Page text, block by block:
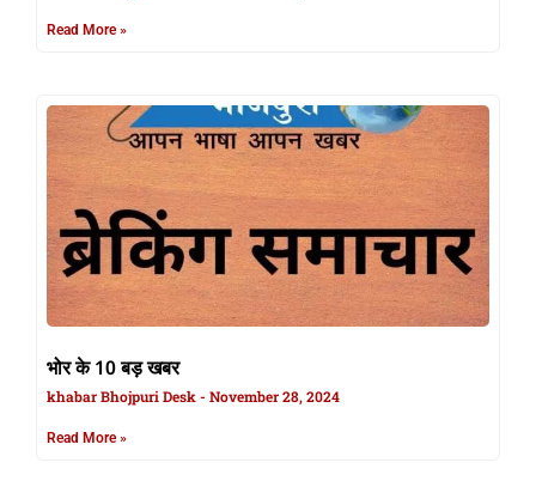
Read More »
भोर के 10 बड़ खबर
khabar Bhojpuri Desk November 28, 2024
Read More »